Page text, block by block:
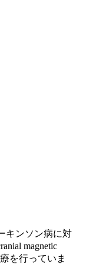
キンソン病に対
magnetic
を行っていま